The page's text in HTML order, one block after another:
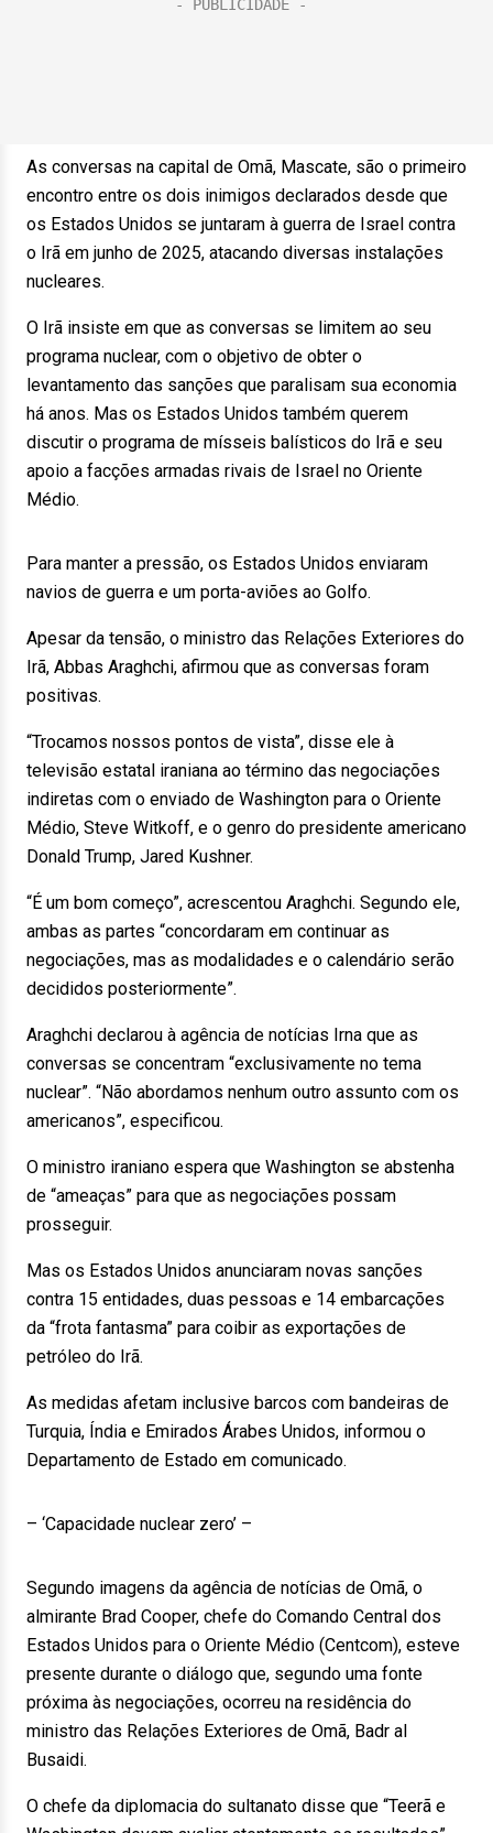
As conversas na capital de Omã, Mascate, são o primeiro
encontro entre os dois inimigos declarados desde que
os Estados Unidos se juntaram à guerra de Israel contra
o Irã em junho de 2025, atacando diversas instalações
nucleares.
O Irã insiste em que as conversas se limitem ao seu
programa nuclear, com o objetivo de obter o
levantamento das sanções que paralisam sua economia
há anos. Mas os Estados Unidos também querem
discutir o programa de mísseis balísticos do Irã e seu
apoio a facções armadas rivais de Israel no Oriente
Médio.
Para manter a pressão, os Estados Unidos enviaram
navios de guerra e um porta-aviões ao Golfo.
Apesar da tensão, o ministro das Relações Exteriores do
Irã, Abbas Araghchi, afirmou que as conversas foram
positivas.
“Trocamos nossos pontos de vista”, disse ele à
televisão estatal iraniana ao término das negociações
indiretas com o enviado de Washington para o Oriente
Médio, Steve Witkoff, e o genro do presidente americano
Donald Trump, Jared Kushner.
“É um bom começo”, acrescentou Araghchi. Segundo ele,
ambas as partes “concordaram em continuar as
negociações, mas as modalidades e o calendário serão
decididos posteriormente”.
Araghchi declarou à agência de notícias Irna que as
conversas se concentram “exclusivamente no tema
nuclear”. “Não abordamos nenhum outro assunto com os
americanos”, especificou.
O ministro iraniano espera que Washington se abstenha
de “ameaças” para que as negociações possam
prosseguir.
Mas os Estados Unidos anunciaram novas sanções
contra 15 entidades, duas pessoas e 14 embarcações
da “frota fantasma” para coibir as exportações de
petróleo do Irã.
As medidas afetam inclusive barcos com bandeiras de
Turquia, Índia e Emirados Árabes Unidos, informou o
Departamento de Estado em comunicado.
– ‘Capacidade nuclear zero’ –
Segundo imagens da agência de notícias de Omã, o
almirante Brad Cooper, chefe do Comando Central dos
Estados Unidos para o Oriente Médio (Centcom), esteve
presente durante o diálogo que, segundo uma fonte
próxima às negociações, ocorreu na residência do
ministro das Relações Exteriores de Omã, Badr al
Busaidi.
O chefe da diplomacia do sultanato disse que “Teerã e